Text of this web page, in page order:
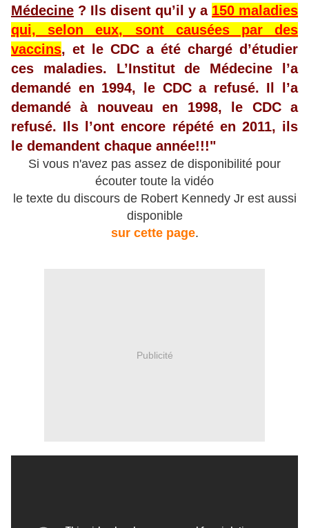
Médecine ? Ils disent qu’il y a 150 maladies
qui, selon eux, sont causées par des
vaccins, et le CDC a été chargé d’étudier
ces maladies. L’Institut de Médecine l’a
demandé en 1994, le CDC a refusé. Il l’a
demandé à nouveau en 1998, le CDC a
refusé. Ils l’ont encore répété en 2011, ils
le demandent chaque année!!!"
Si vous n'avez pas assez de disponibilité pour
écouter toute la vidéo
le texte du discours de Robert Kennedy Jr est aussi
disponible
sur cette page.
Publicité